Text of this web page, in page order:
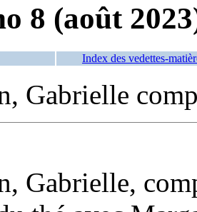
8 (août
Index des vedettes-
Gabrielle
Gabrielle,